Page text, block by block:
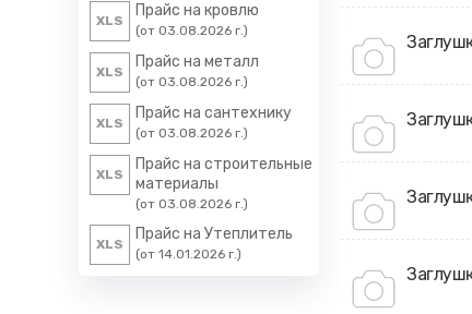
XLS
Прайс на кровлю
(от 03.08.2026 г.)
XLS
Прайс на металл
(от 03.08.2026 г.)
XLS
Прайс на сантехнику
(от 03.08.2026 г.)
XLS
Прайс на строительные
материалы
(от 03.08.2026 г.)
XLS
Прайс на Утеплитель
(от 14.01.2026 г.)